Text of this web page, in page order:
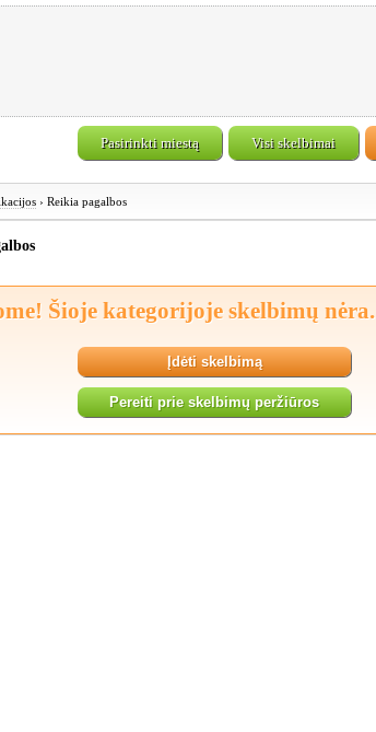
Visi skelbimai
Pasirinkti miestą
› Reikia pagalbos
Šioje kategorijoje skelbimų nėra.
Įdėti skelbimą
Pereiti prie skelbimų peržiūros